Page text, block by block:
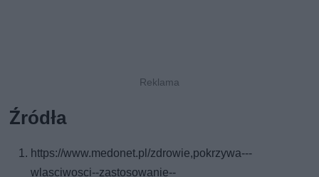
Źródła
https://www.medonet.pl/zdrowie,pokrzywa---
wlasciwosci--zastosowanie--